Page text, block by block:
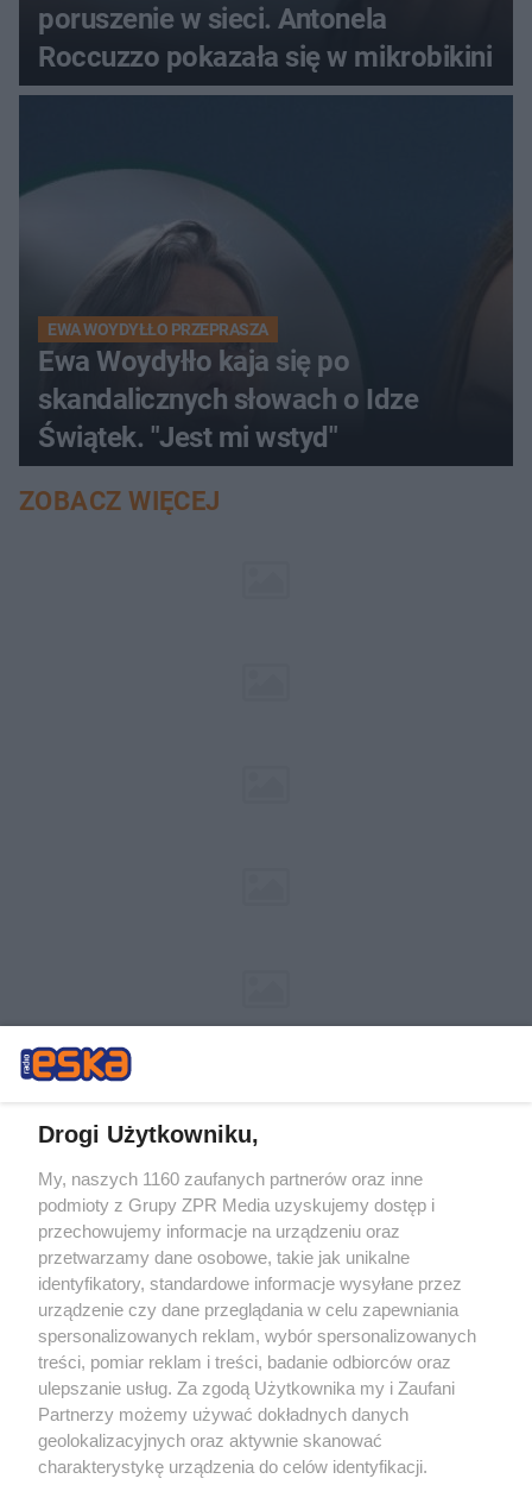
poruszenie w sieci. Antonela
Roccuzzo pokazała się w mikrobikini
EWA WOYDYŁŁO PRZEPRASZA
Ewa Woydyłło kaja się po
skandalicznych słowach o Idze
Świątek. "Jest mi wstyd"
ZOBACZ WIĘCEJ
Żaden utwór zamieszczony w serwisie nie może być powielany i
rozpowszechniany lub dalej rozpowszechniany w jakikolwiek sposób (w
tym także elektroniczny lub mechaniczny) na jakimkolwiek polu
eksploatacji w jakiejkolwiek formie, włącznie z umieszczaniem w
Internecie bez pisemnej zgody właściciela praw. Jakiekolwiek użycie lub
wykorzystanie utworów w całości lub w części z naruszeniem prawa,
tzn. bez właściwej zgody, jest zabronione pod groźbą kary i może być
ścigane prawnie.
Drogi Użytkowniku,
My, naszych 1160 zaufanych partnerów oraz inne
podmioty z Grupy ZPR Media uzyskujemy dostęp i
przechowujemy informacje na urządzeniu oraz
przetwarzamy dane osobowe, takie jak unikalne
identyfikatory, standardowe informacje wysyłane przez
urządzenie czy dane przeglądania w celu zapewniania
spersonalizowanych reklam, wybór spersonalizowanych
treści, pomiar reklam i treści, badanie odbiorców oraz
ulepszanie usług. Za zgodą Użytkownika my i Zaufani
Partnerzy możemy używać dokładnych danych
geolokalizacyjnych oraz aktywnie skanować
charakterystykę urządzenia do celów identyfikacji.